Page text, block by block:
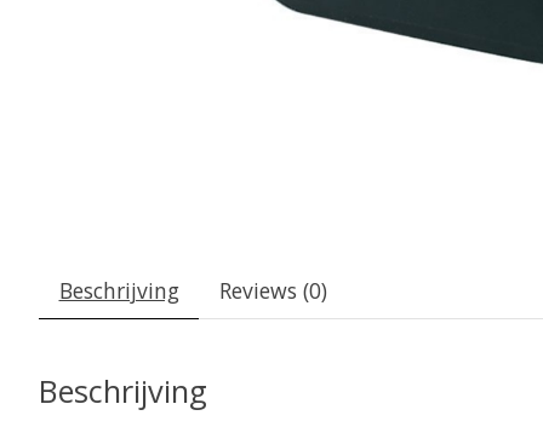
Beschrijving Reviews (0)
Beschrijving